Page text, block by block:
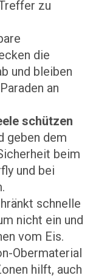
zu
die
und bleiben
an
schützen
geben dem
beim
und bei
schnelle
nicht ein und
vom Eis.
Obermaterial
hilft, auch